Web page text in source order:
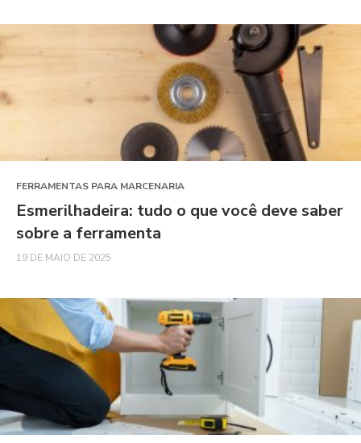
FERRAMENTAS PARA MARCENARIA
Esmerilhadeira: tudo o que você deve saber
sobre a ferramenta
19 DE MAIO DE 2025